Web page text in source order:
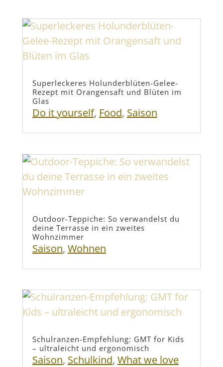
Superleckeres Holunderblüten-Gelee-
Rezept mit Orangensaft und Blüten im
Glas
Do it yourself, Food, Saison
Outdoor-Teppiche: So verwandelst du
deine Terrasse in ein zweites
Wohnzimmer
Saison, Wohnen
Schulranzen-Empfehlung: GMT for Kids
– ultraleicht und ergonomisch
Saison, Schulkind, What we love